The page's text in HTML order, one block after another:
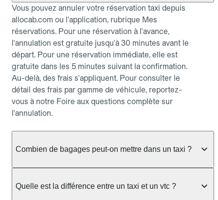
Vous pouvez annuler votre réservation taxi depuis
allocab.com ou l'application, rubrique Mes
réservations. Pour une réservation à l'avance,
l'annulation est gratuite jusqu'à 30 minutes avant le
départ. Pour une réservation immédiate, elle est
gratuite dans les 5 minutes suivant la confirmation.
Au-delà, des frais s'appliquent. Pour consulter le
détail des frais par gamme de véhicule, reportez-
vous à notre Foire aux questions complète sur
l'annulation.
Combien de bagages peut-on mettre dans un taxi ?
taxi berline accueille en général jusqu'à 3 bagages
Quelle est la différence entre un taxi et un vtc ?